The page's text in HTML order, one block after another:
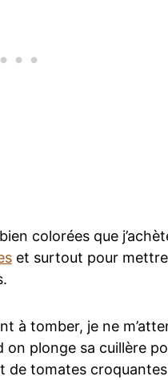
colorées que
et surtout pour
à tomber, je ne
plonge sa cuillère
de tomates